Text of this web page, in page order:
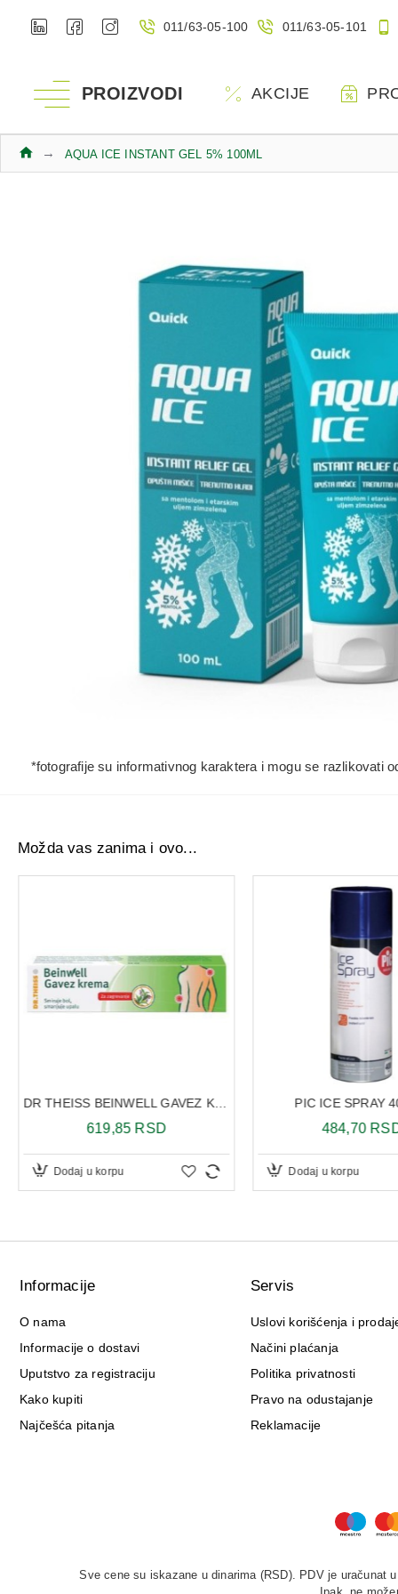
011/63-05-100 011/63-05-101
PROIZVODI AKCIJE
AQUA ICE INSTANT GEL 5% 100ML
*fotografije su informativnog karaktera i mogu se razlikovati
Možda vas zanima i ovo...
619,85 RSD
Dodaj u korpu
PIC ICE SPRAY
484,70
Dodaj u korpu
Informacije
O nama
Informacije o dostavi
Uputstvo za registraciju
Kako kupiti
Najčešća pitanja
Servis
Uslovi korišćenja i
Načini plaćanja
Politika privatnosti
Pravo na odustajanje
Reklamacije
Sve cene su iskazane u dinarima (RSD). PDV je uračunat